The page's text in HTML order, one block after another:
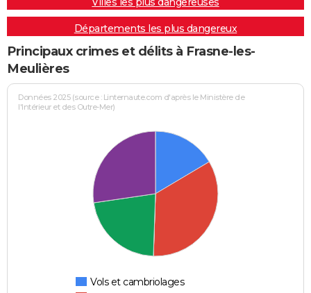
Départements les plus dangereux
Principaux crimes et délits à Frasne-les-
Meulières
Données 2025 (source : Linternaute.com d'après le Ministère de
l'Intérieur et des Outre-Mer)
Vols et cambriolages